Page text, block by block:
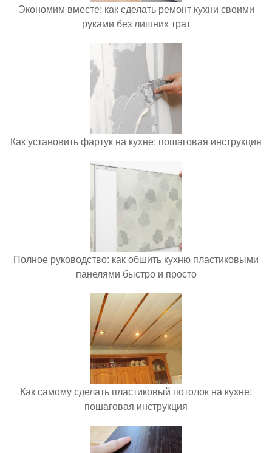
Экономим вместе: как сделать ремонт кухни своими
руками без лишних трат
Как установить фартук на кухне: пошаговая инструкция
Полное руководство: как обшить кухню пластиковыми
панелями быстро и просто
Как самому сделать пластиковый потолок на кухне:
пошаговая инструкция